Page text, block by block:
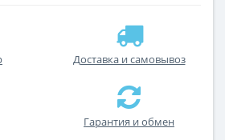
Доставка и самовывоз
Гарантия и обмен